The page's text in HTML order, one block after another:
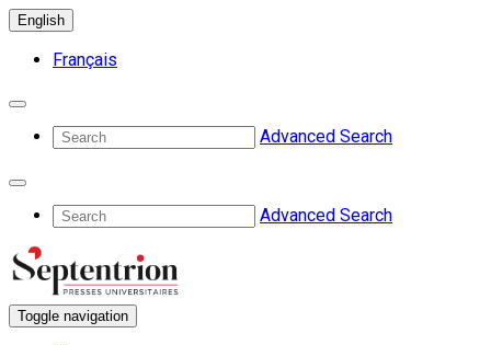
English
Français
Advanced Search
Advanced Search
Toggle navigation